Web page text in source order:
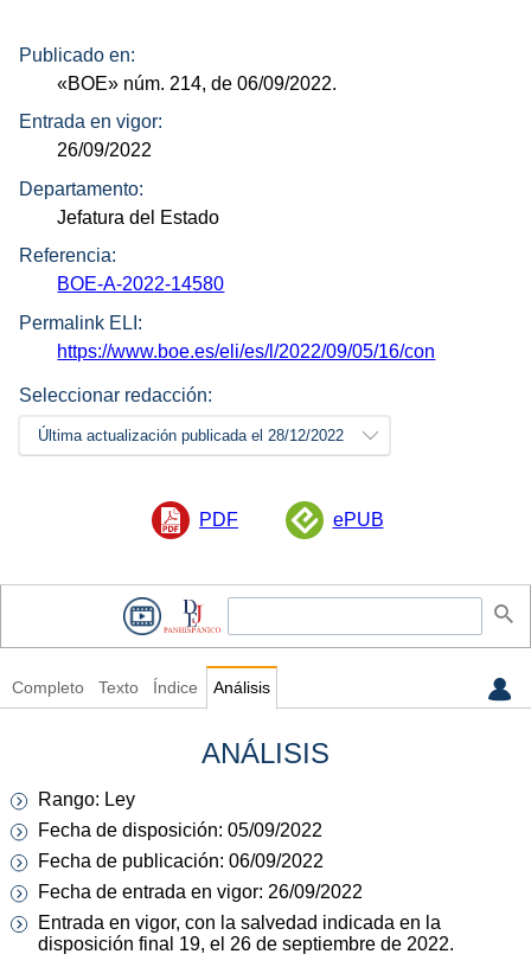
Publicado en:
«BOE» núm. 214, de 06/09/2022.
Entrada en vigor:
26/09/2022
Departamento:
Jefatura del Estado
Referencia:
BOE-A-2022-14580
Permalink ELI:
https://www.boe.es/eli/es/l/2022/09/05/16/con
Seleccionar redacción:
Última actualización publicada el 28/12/2022
PDF ePUB
Completo Texto Índice Análisis
ANÁLISIS
Rango: Ley
Fecha de disposición: 05/09/2022
Fecha de publicación: 06/09/2022
Fecha de entrada en vigor: 26/09/2022
Entrada en vigor, con la salvedad indicada en la
disposición final 19, el 26 de septiembre de 2022.